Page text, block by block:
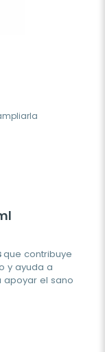
que contribuye
y ayuda a
apoyar el sano